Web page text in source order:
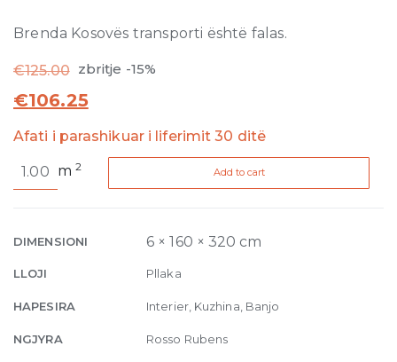
Brenda Kosovës transporti është falas.
€125.00 zbritje -15%
€106.25
Afati i parashikuar i liferimit 30 ditë
de
Glossy
160
x
quantity
m2 Add to cart
DIMENSIONI 6 × 160 × 320 cm
LLOJI Pllaka
HAPESIRA Interier, Kuzhina, Banjo
NGJYRA Rosso Rubens